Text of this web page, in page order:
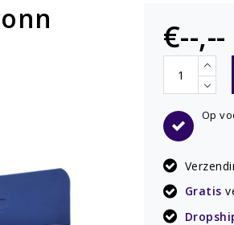
€--,--
Op
Gratis